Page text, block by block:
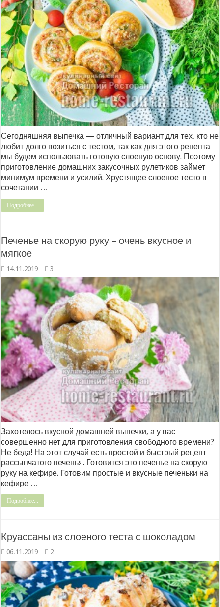
Сегодняшняя выпечка — отличный вариант для тех, кто не
любит долго возиться с тестом, так как для этого рецепта
мы будем использовать готовую слоеную основу. Поэтому
приготовление домашних закусочных рулетиков займет
минимум времени и усилий. Хрустящее слоеное тесто в
сочетании …
Подробнее...
Печенье на скорую руку – очень вкусное и
мягкое
14.11.2019 3
Захотелось вкусной домашней выпечки, а у вас
совершенно нет для приготовления свободного времени?
Не беда! На этот случай есть простой и быстрый рецепт
рассыпчатого печенья. Готовится это печенье на скорую
руку на кефире. Готовим простые и вкусные печеньки на
кефире …
Подробнее...
Круассаны из слоеного теста с шоколадом
06.11.2019 2